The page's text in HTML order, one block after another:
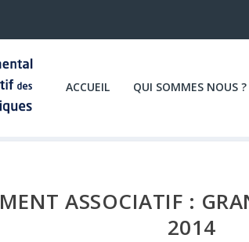
ACCUEIL QUI SOMMES NOUS ?
ASSOCIATIF :
2014